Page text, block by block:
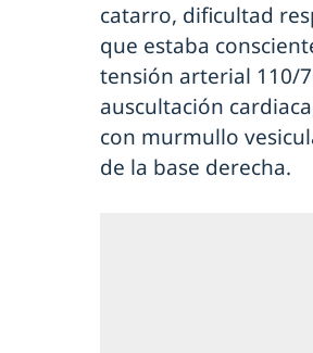
catarro, dificultad
que estaba
tensión arterial 110/
auscultación
con murmullo
de la base derecha.